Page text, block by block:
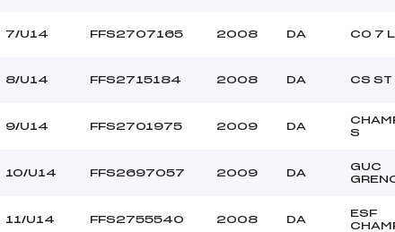
7/U14 FFS2707165 2008 DA CO 7
8/U14 FFS2715184 2008 DA CS ST
9/U14 FFS2701975 2009 DA
S
10/U14 FFS2697057 2009 DA
GUC
11/U14 FFS2755540 2008 DA
ESF